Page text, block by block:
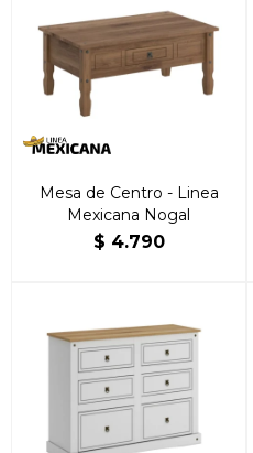
Mesa de Centro - Linea
Mexicana Nogal
$ 4.790